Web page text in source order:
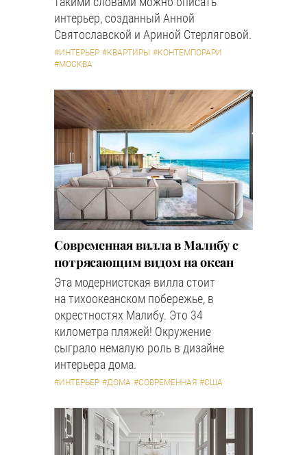
интерьер, созданный Анной
Святославской и Ариной Стерляговой.
#ИНТЕРЬЕР #КВАРТИРЫ #КОНТЕМПОРАРИ
#МОСКВА
Современная вилла в Малибу с
потрясающим видом на океан
Эта модернистская вилла стоит
на тихоокеанском побережье, в
окрестностях Малибу. Это 34
километра пляжей! Окружение
сыграло немалую роль в дизайне
интерьера дома.
#ИНТЕРЬЕР #ДОМА #СОВРЕМЕННАЯ #США